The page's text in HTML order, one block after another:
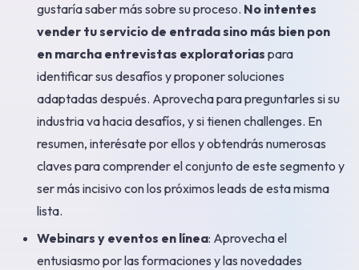
gustaría saber más sobre su proceso. No intentes
vender tu servicio de entrada sino más bien pon
en marcha entrevistas exploratorias para
identificar sus desafíos y proponer soluciones
adaptadas después. Aprovecha para preguntarles si su
industria va hacia desafíos, y si tienen challenges. En
resumen, interésate por ellos y obtendrás numerosas
claves para comprender el conjunto de este segmento y
ser más incisivo con los próximos leads de esta misma
lista.
Webinars y eventos en línea: Aprovecha el
entusiasmo por las formaciones y las novedades